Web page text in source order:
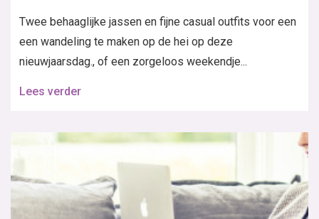
Twee behaaglijke jassen en fijne casual outfits voor een
een wandeling te maken op de hei op deze
nieuwjaarsdag., of een zorgeloos weekendje...
Lees verder